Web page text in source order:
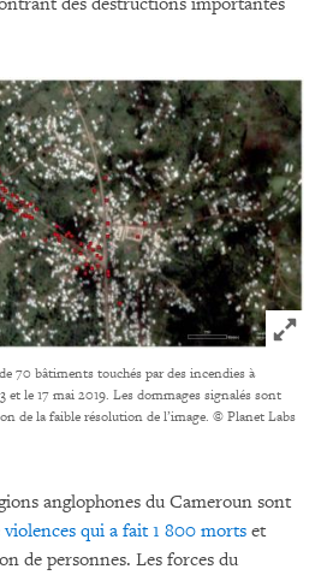
Click to
70 bâtiments touchés par des incendies à
et le 17 mai 2019. Les dommages signalés sont
de la faible résolution de l’image. © Planet Labs
anglophones du Cameroun sont
violences qui a fait 1 800 morts et
de personnes. Les forces du